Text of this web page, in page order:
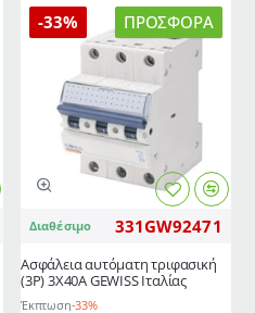
(διαρροής)
μονοφασικό
GEWISS
Ιταλίας
ΠΡΟΣΦΟΡΆ
-33%
Διαθέσιμο 331GW92471
Ασφάλεια αυτόματη τριφασική
(3P) 3X40A GEWISS Ιταλίας
Έκπτωση-33%